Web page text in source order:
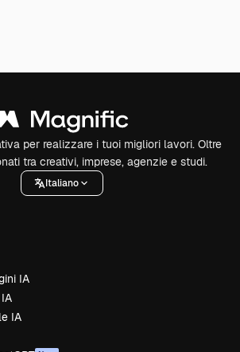
per realizzare i tuoi migliori lavori. Oltre
tra creativi, imprese, agenzie e studi.
Italiano
IA
IA